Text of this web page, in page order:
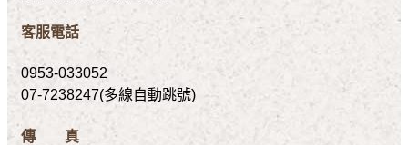
客服電話
0953-033052
07-7238247(多線自動跳號)
傳 真